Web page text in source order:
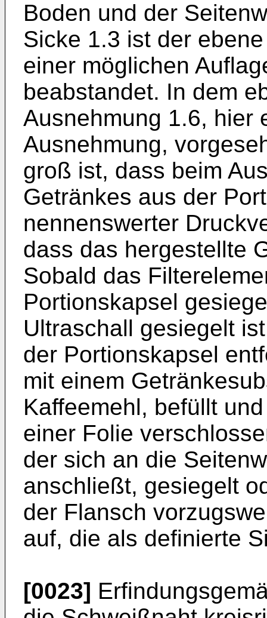
Boden und der
Sicke 1.3 ist der
einer möglichen
beabstandet. In dem
Ausnehmung 1.6, hier
Ausnehmung,
groß ist, dass beim
Getränkes aus der
nennenswerter
dass das hergestellte
Sobald das
Portionskapsel
Ultraschall gesiegelt
der Portionskapsel
mit einem
Kaffeemehl, befüllt
einer Folie
der sich an die
anschließt, gesiegelt
der Flansch
auf, die als definierte
[0023]